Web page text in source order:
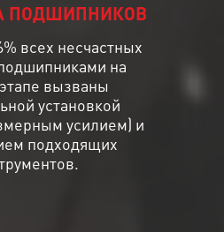
ПОДШИПНИКОВ
всех несчастных
на
вызваны
установкой
усилием) и
подходящих